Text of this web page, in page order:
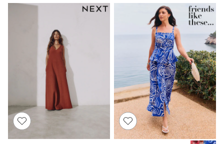
Shirts
Polo Shirts
Sweatshirts
Cardigans
Coats & Jackets
Underwear
Socks & Tights
Multipacks
All Girls Sports & Swimwear
Trainers & Pumps
Swimwear
Tops
Leggings
Shorts
Joggers